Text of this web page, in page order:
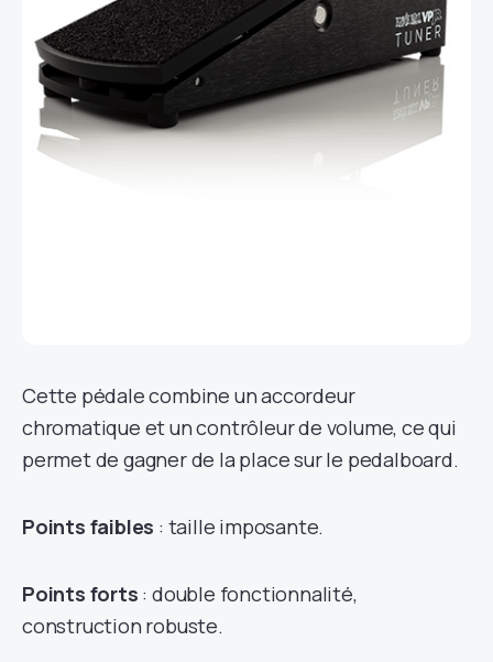
Cette pédale combine un accordeur
chromatique et un contrôleur de volume, ce qui
permet de gagner de la place sur le pedalboard.
Points faibles : taille imposante.
Points forts : double fonctionnalité,
construction robuste.